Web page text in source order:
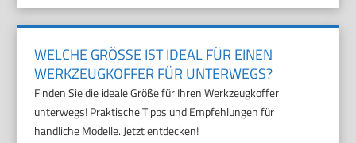
WELCHE GRÖSSE IST IDEAL FÜR EINEN W
ERKZEUGKOFFER FÜR UNTERWEGS?
Finden Sie die ideale Größe für Ihren Werkzeugkoffer
unterwegs! Praktische Tipps und Empfehlungen für
handliche Modelle. Jetzt entdecken!